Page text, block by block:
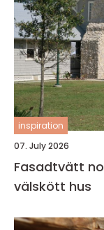
inspiration
07. July 2026
Fasadtvätt
välskött hus